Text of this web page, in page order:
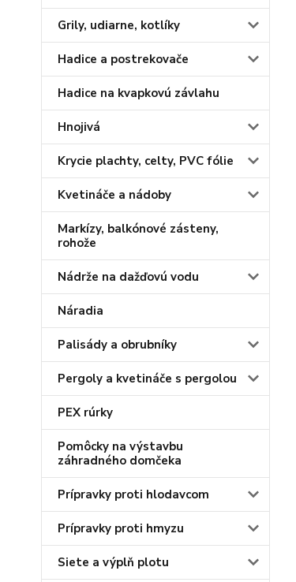
Grily, udiarne, kotlíky
Hadice a postrekovače
Hadice na kvapkovú závlahu
Hnojivá
Krycie plachty, celty, PVC fólie
Kvetináče a nádoby
Markízy, balkónové zásteny,
rohože
Nádrže na dažďovú vodu
Náradia
Palisády a obrubníky
Pergoly a kvetináče s pergolou
PEX rúrky
Pomôcky na výstavbu
záhradného domčeka
Prípravky proti hlodavcom
Prípravky proti hmyzu
Siete a výplň plotu